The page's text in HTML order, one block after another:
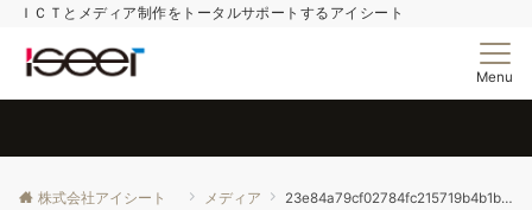
ＩＣＴとメディア制作をトータルサポートするアイシート
Menu
株式会社アイシート メディア 23e84a79cf02784fc215719b4b1b6577_l